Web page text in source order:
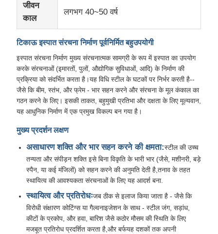
हमारे बारे में
कारखाने का दौरा
गुणवत्ता नियंत्रण
हमसे संपर्क करें
समाचार
मामले
ब्लॉग
एक उद्धरण का अनुरोध करें
जीवन
काल
लगभग 40~50 वर्ष
टिकाऊ इस्पात संरचना निर्माण पूर्वनिर्मित बहुउपयोगी
इस्पात संरचना निर्माण मुख्य संरचनात्मक सामग्री के रूप में इस्पात का उपयोग
करके संरचनाओं (इमारतों, पुलों, औद्योगिक सुविधाओं, आदि) के निर्माण की
प्रक्रिया को संदर्भित करता है।यह विधि स्टील के घटकों पर निर्भर करती है--
जैसे कि बीम, स्तंभ, और फ्रेम - भार सहन करने और संरचना के मूल कंकाल का
गठन करने के लिए। इसकी ताकत, बहुमुखी प्रतिभा और दक्षता के लिए मूल्यवान,
यह आधुनिक निर्माण में एक प्रमुख विकल्प बन गया है।
मुख्य प्रदर्शन लक्षण
असाधारण शक्ति और भार सहन करने की क्षमता:स्टील की उच्च
तन्यता और संपीड़न शक्ति इसे बिना विकृति के भारी भार (जैसे, मशीनरी, बड़े
स्पैन, या कई मंजिलों) को सहन करने की अनुमति देती है,तनाव के तहत
स्थायित्व की आवश्यकता संरचनाओं के लिए यह आदर्श बना.
स्थायित्व और प्रतिरोधःजब ठीक से इलाज किया जाता है - जैसे कि
विरोधी संक्षारण कोटिंग्स या गैल्वनाइजेशन के साथ - स्टील जंग, सड़ांध,
कीटों के प्रकोप, और हवा, बारिश जैसे कठोर मौसम की स्थिति के लिए
मजबूत प्रतिरोध प्रदर्शित करता है,और बर्फयह दशकों तक अपनी